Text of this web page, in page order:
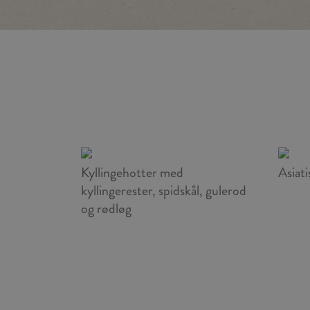
Kyllingehotter med
kyllingerester, spidskål, gulerod
og rødløg